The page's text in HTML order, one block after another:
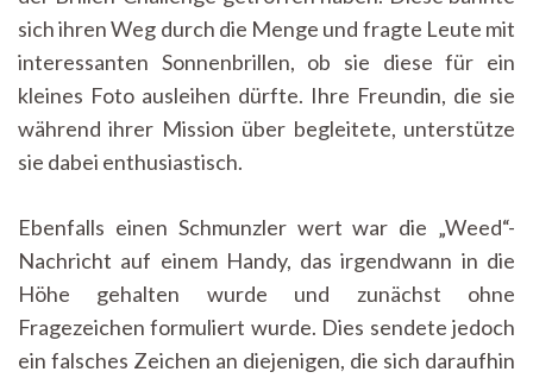
sich ihren Weg durch die Menge und fragte Leute mit
interessanten Sonnenbrillen, ob sie diese für ein
kleines Foto ausleihen dürfte. Ihre Freundin, die sie
während ihrer Mission über begleitete, unterstütze
sie dabei enthusiastisch.
Ebenfalls einen Schmunzler wert war die „Weed“-
Nachricht auf einem Handy, das irgendwann in die
Höhe gehalten wurde und zunächst ohne
Fragezeichen formuliert wurde. Dies sendete jedoch
ein falsches Zeichen an diejenigen, die sich daraufhin